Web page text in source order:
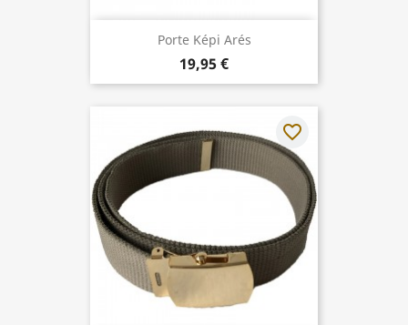
Porte Képi Arés
19,95 €
favorite_border